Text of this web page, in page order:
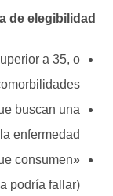
de elegibilidad:
a 35, o
buscan una
enfermedad.
«Sweet Eaters» (Golosos):
consumen
podría fallar).